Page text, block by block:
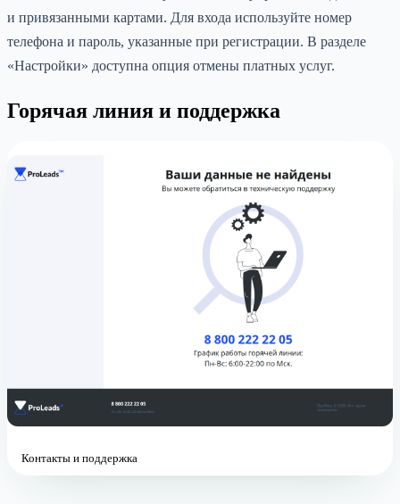
и привязанными картами. Для входа используйте номер
телефона и пароль, указанные при регистрации. В разделе
«Настройки» доступна опция отмены платных услуг.
Горячая линия и поддержка
Контакты и поддержка